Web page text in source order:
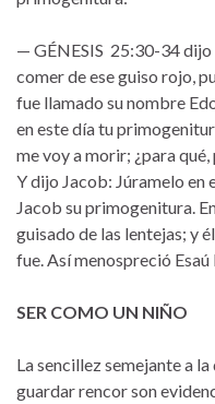
— GÉNESIS 25:30-34 dijo
comer de ese guiso rojo,
fue llamado su nombre
en este día tu
me voy a morir; ¿para
Y dijo Jacob: Júramelo en
Jacob su primogenitura.
guisado de las lentejas; y
fue. Así menospreció
SER COMO UN NIÑO
La sencillez semejante a
guardar rencor son